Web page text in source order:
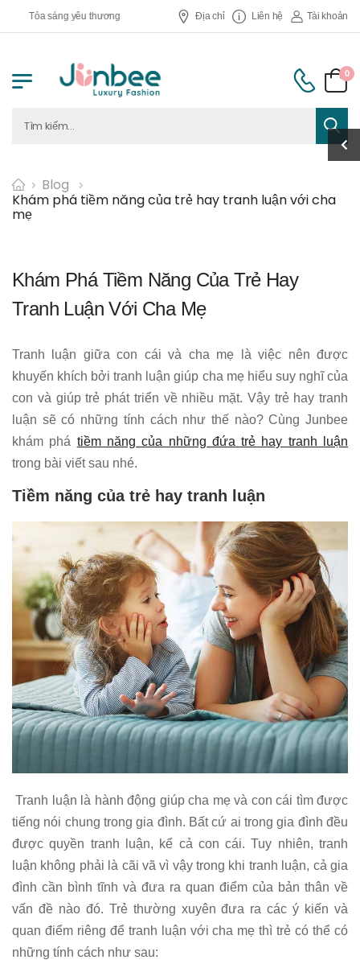
Tỏa sáng yêu thương Địa chỉ Liên hệ Tài khoản
0
Blog
Khám phá tiềm năng của trẻ hay tranh luận với cha
mẹ
Khám Phá Tiềm Năng Của Trẻ Hay
Tranh Luận Với Cha Mẹ
Tranh luận giữa con cái và cha mẹ là việc nên được
khuyến khích bởi tranh luận giúp cha mẹ hiểu suy nghĩ của
con và giúp trẻ phát triển về nhiều mặt. Vậy trẻ hay tranh
luận sẽ có những tính cách như thế nào? Cùng Junbee
khám phá tiềm năng của những đứa trẻ hay tranh luận
trong bài viết sau nhé.
Tiềm năng của trẻ hay tranh luận
Tranh luận là hành động giúp cha mẹ và con cái tìm được
tiếng nói chung trong gia đình. Bất cứ ai trong gia đình đều
được quyền tranh luận, kể cả con cái. Tuy nhiên, tranh
luận không phải là cãi vã vì vậy trong khi tranh luận, cả gia
đình cần bình tĩnh và đưa ra quan điểm của bản thân về
vấn đề nào đó. Trẻ thường xuyên đưa ra các ý kiến và
quan điểm riêng để tranh luận với cha mẹ thì trẻ có thể có
những tính cách như sau: